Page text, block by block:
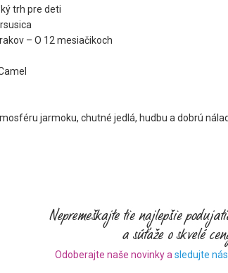
trh pre deti
– O 12 mesiačikoch
jarmoku, chutné jedlá, hudbu a dobrú
Odoberajte naše novinky a sledujte